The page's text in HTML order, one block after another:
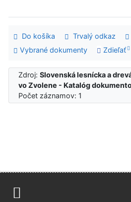
Do košíka Trvalý odkaz
Vybrané dokumenty
Zdieľať
Zdroj:Slovenská lesnícka a
vo Zvolene - Katalóg
Počet záznamov: 1